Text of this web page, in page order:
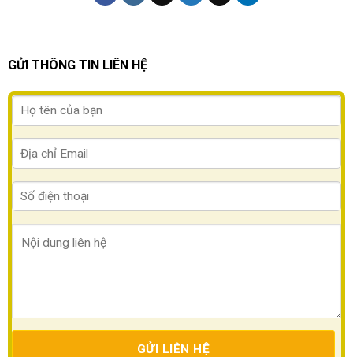
GỬI THÔNG TIN LIÊN HỆ